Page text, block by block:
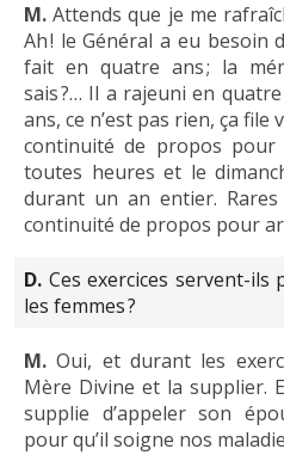
M. Attends que je me
Ah ! le Général a eu besoin
fait en quatre ans ; la
sais ?… Il a rajeuni en
ans, ce n’est pas rien, ça
continuité de propos
toutes heures et le
durant un an entier.
continuité de propos pour
D. Ces exercices servent-
les femmes ?
M. Oui, et durant les
Mère Divine et la supplier.
supplie d’appeler son
pour qu’il soigne nos